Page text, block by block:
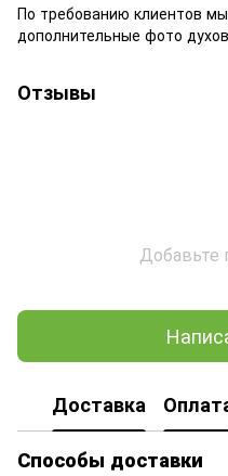
По требованию клиентов
дополнительные фото
Отзывы
Доставка
Способы доставки